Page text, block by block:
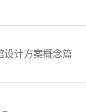
设计方案概念篇